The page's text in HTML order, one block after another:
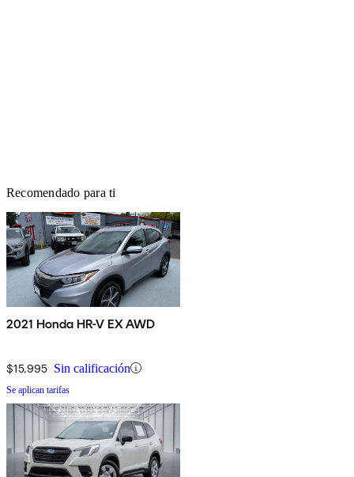
Recomendado para ti
2021 Honda HR-V EX AWD
$15,995 Sin calificación
Se aplican tarifas